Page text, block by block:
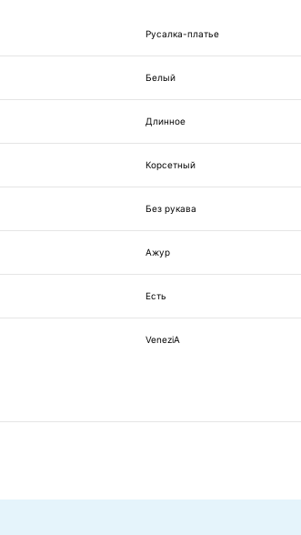
Русалка-платье
Белый
Длинное
Корсетный
Без рукава
Ажур
Есть
VeneziA